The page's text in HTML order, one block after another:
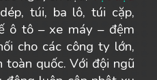
túi, ba lô, túi cặp,
ô tô – xe máy – đệm
cho các công ty lớn,
toàn quốc. Với đội ngũ